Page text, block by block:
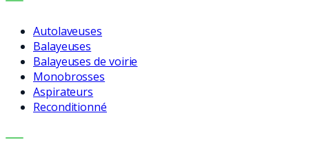
Autolaveuses
Balayeuses
Balayeuses de voirie
Monobrosses
Aspirateurs
Reconditionné
SERVICES